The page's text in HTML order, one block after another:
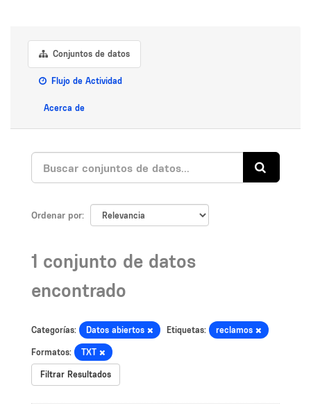
Conjuntos de datos
Flujo de Actividad
Acerca de
Ordenar por
1 conjunto de datos
encontrado
Categorías: Datos abiertos Etiquetas: reclamos
Formatos: TXT
Filtrar Resultados